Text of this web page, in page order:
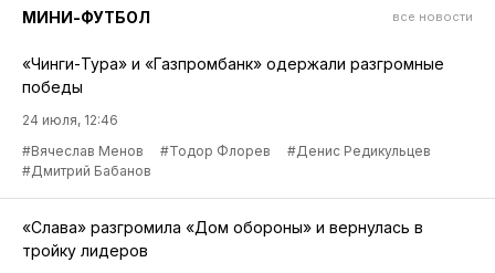
МИНИ-ФУТБОЛ все новости
«Чинги-Тура» и «Газпромбанк» одержали разгромные
победы
24 июля, 12:46
#Вячеслав Менов
#Тодор Флорев
#Денис Редикульцев
#Дмитрий Бабанов
«Слава» разгромила «Дом обороны» и вернулась в
тройку лидеров